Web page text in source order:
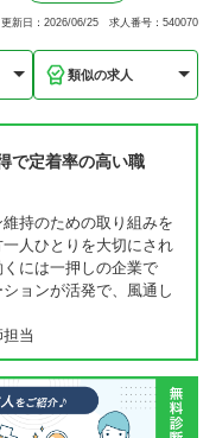
更新日：2026/06/25 求人番号：540070
類似の求人
で定着率の高い職
持のための取り組みを
人ひとりを大切にされ
には一押しの企業で
ョンが活発で、風通し
当